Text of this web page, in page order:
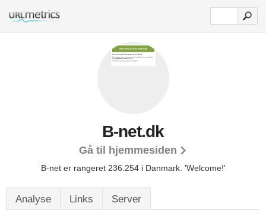
B-net.dk
Gå til hjemmesiden
B-net er rangeret 236.254 i Danmark. 'Welcome!'
Analyse Links Server